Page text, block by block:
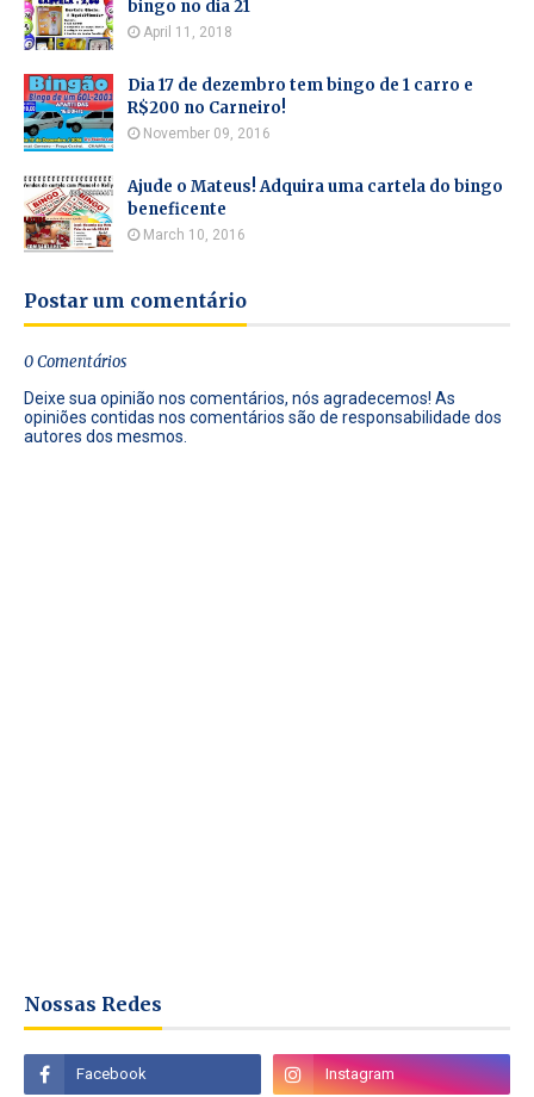
bingo no dia 21
April 11, 2018
Dia 17 de dezembro tem bingo de 1 carro e
R$200 no Carneiro!
November 09, 2016
Ajude o Mateus! Adquira uma cartela do bingo
beneficente
March 10, 2016
Postar um comentário
0 Comentários
Deixe sua opinião nos comentários, nós agradecemos! As
opiniões contidas nos comentários são de responsabilidade dos
autores dos mesmos.
Nossas Redes